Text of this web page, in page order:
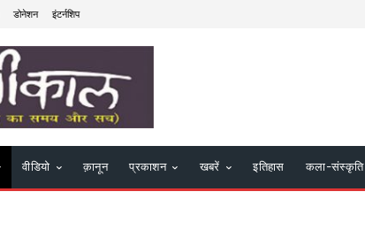
डोनेशन इंटर्नशिप
वीडियो क़ानून प्रकाशन खबरें इतिहास कला-संस्कृति